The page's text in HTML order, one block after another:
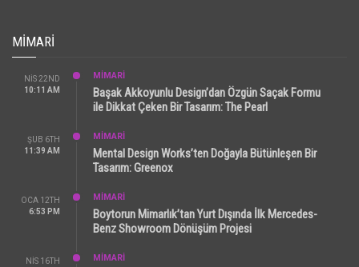
MIMARI
NIS 22ND
10:11 AM
MİMARİ
Başak Akkoyunlu Design’dan Özgün Saçak Formu
ile Dikkat Çeken Bir Tasarım: The Pearl
ŞUB 6TH
11:39 AM
MİMARİ
Mental Design Works’ten Doğayla Bütünleşen Bir
Tasarım: Greenox
OCA 12TH
6:53 PM
MİMARİ
Boytorun Mimarlık’tan Yurt Dışında İlk Mercedes-
Benz Showroom Dönüşüm Projesi
NIS 16TH
MİMARİ